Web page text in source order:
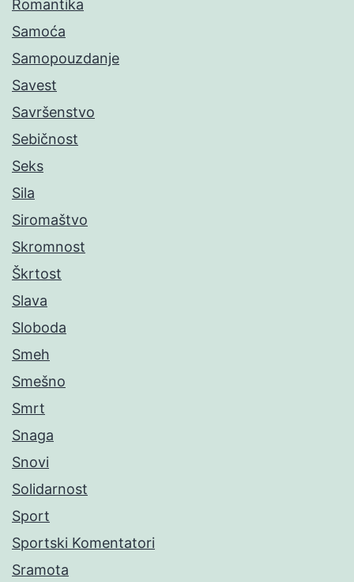
Romantika
Samoća
Samopouzdanje
Savest
Savršenstvo
Sebičnost
Seks
Sila
Siromaštvo
Skromnost
Škrtost
Slava
Sloboda
Smeh
Smešno
Smrt
Snaga
Snovi
Solidarnost
Sport
Sportski Komentatori
Sramota